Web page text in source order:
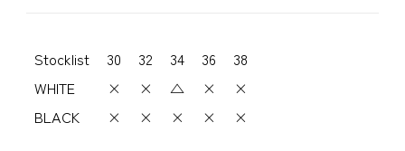
Stocklist 30 32 34 36
38
WHITE
× × △ ×
×
BLACK
× × × × ×